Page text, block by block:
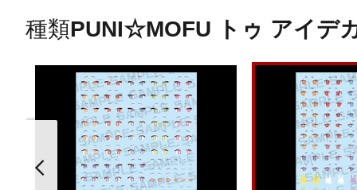
種類PUNI☆MOFU トゥ アイデ